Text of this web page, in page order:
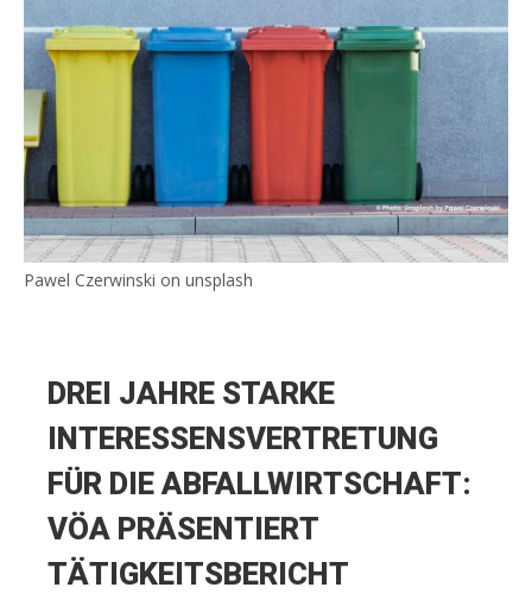
Pawel Czerwinski on unsplash
DREI JAHRE STARKE
INTERESSENSVERTRETUNG
FÜR DIE ABFALLWIRTSCHAFT:
VÖA PRÄSENTIERT
TÄTIGKEITSBERICHT